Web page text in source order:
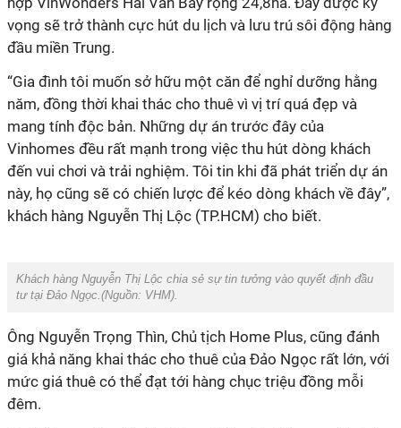
vọng sẽ trở thành cực hút du lịch và lưu trú sôi động hàng
đầu miền Trung.
“Gia đình tôi muốn sở hữu một căn để nghỉ dưỡng hằng
năm, đồng thời khai thác cho thuê vì vị trí quá đẹp và
mang tính độc bản. Những dự án trước đây của
Vinhomes đều rất mạnh trong việc thu hút dòng khách
đến vui chơi và trải nghiệm. Tôi tin khi đã phát triển dự án
này, họ cũng sẽ có chiến lược để kéo dòng khách về đây”,
khách hàng Nguyễn Thị Lộc (TP.HCM) cho biết.
Khách hàng Nguyễn Thị Lộc chia sẻ sự tin tưởng vào quyết định đầu
tư tại Đảo Ngọc.(Nguồn: VHM).
Ông Nguyễn Trọng Thìn, Chủ tịch Home Plus, cũng đánh
giá khả năng khai thác cho thuê của Đảo Ngọc rất lớn, với
mức giá thuê có thể đạt tới hàng chục triệu đồng mỗi
đêm.